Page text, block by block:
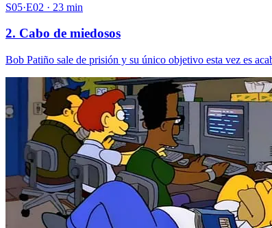
S05·E02 · 23 min
2. Cabo de miedosos
Bob Patiño sale de prisión y su único objetivo esta vez es